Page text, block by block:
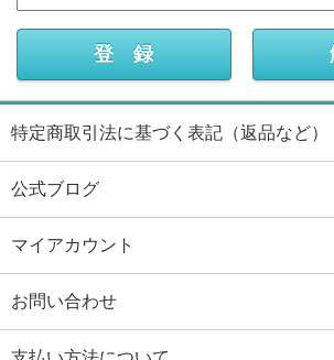
特定商取引法に基づく表記（返品など）
公式ブログ
マイアカウント
お問い合わせ